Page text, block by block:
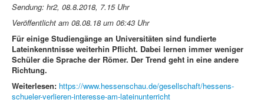
Sendung: hr2, 08.8.2018, 7.15 Uhr
Veröffentlicht am 08.08.18 um 06:43 Uhr
Für einige Studiengänge an Universitäten sind fundierte
Lateinkenntnisse weiterhin Pflicht. Dabei lernen immer weniger
Schüler die Sprache der Römer. Der Trend geht in eine andere
Richtung.
Weiterlesen: https://www.hessenschau.de/gesellschaft/hessens-
schueler-verlieren-interesse-am-lateinunterricht